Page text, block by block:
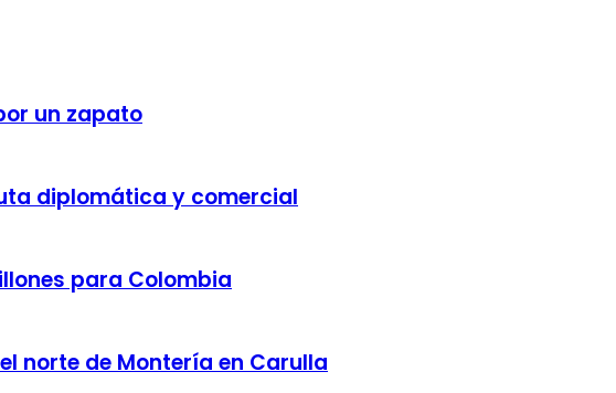
un zapato
diplomática y comercial
para Colombia
norte de Montería en Carulla